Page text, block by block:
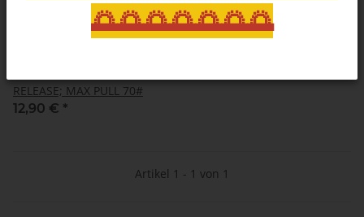
🌅🌅🌅🌅🌅🌅🌅
RELEASE; MAX PULL 70#
12,90 € *
Artikel 1 - 1 von 1